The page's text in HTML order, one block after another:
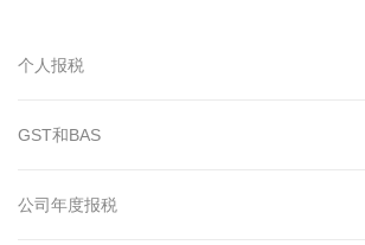
个人报税
GST和BAS
公司年度报税